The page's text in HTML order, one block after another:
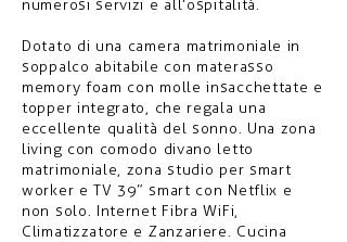
numerosi servizi e all’ospitalità.
Dotato di una camera matrimoniale in
soppalco abitabile con materasso
memory foam con molle insacchettate e
topper integrato, che regala una
eccellente qualità del sonno. Una zona
living con comodo divano letto
matrimoniale, zona studio per smart
worker e TV 39” smart con Netflix e
non solo. Internet Fibra WiFi,
Climatizzatore e Zanzariere. Cucina